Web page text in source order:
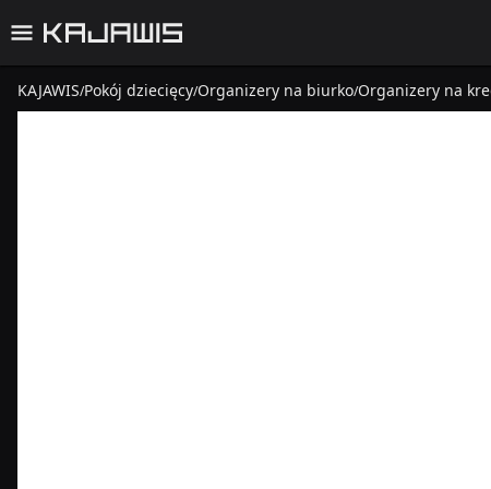
KAJAWIS/Pokój dziecięcy/Organizery na biurko/Organizery na